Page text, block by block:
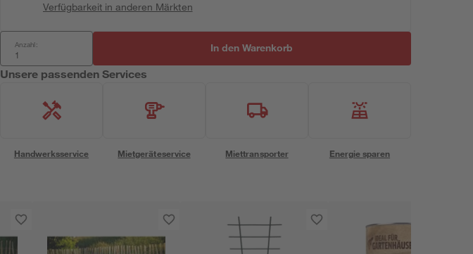
Verfügbarkeit in anderen Märkten
Anzahl: In den Warenkorb
Unsere passenden Services
Handwerksservice Mietgeräteservice Miettransporter Energie sparen